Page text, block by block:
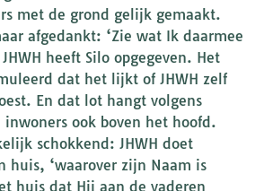
met de grond gelijk gemaakt.
afgedankt: ‘Zie wat Ik daarmee
heeft Silo opgegeven. Het
dat het lijkt of JHWH zelf
En dat lot hangt volgens
inwoners ook boven het hoofd.
schokkend: JHWH doet
huis, ‘waarover zijn Naam is
huis dat Hij aan de vaderen